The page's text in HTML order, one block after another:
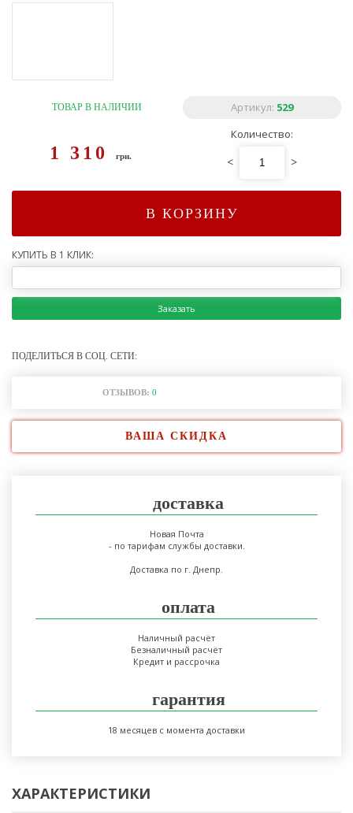
ТОВАР В НАЛИЧИИ Артикул: 529
1 310грн.
Количество:
< >
В КОРЗИНУ
КУПИТЬ В 1 КЛИК:
Заказать
ПОДЕЛИТЬСЯ В СОЦ. СЕТИ:
ОТЗЫВОВ: 0
ВАША СКИДКА
доставка
Новая Почта
- по тарифам службы доставки.
Доставка по г. Днепр.
оплата
Наличный расчёт
Безналичный расчёт
Кредит и рассрочка
гарантия
18 месяцев с момента доставки
ХАРАКТЕРИСТИКИ